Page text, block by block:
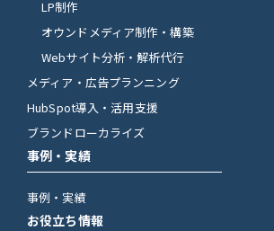
LP制作
オウンドメディア制作・構築
Webサイト分析・解析代行
メディア・広告プランニング
HubSpot導入・活用支援
ブランドローカライズ
事例・実績
事例・実績
お役立ち情報